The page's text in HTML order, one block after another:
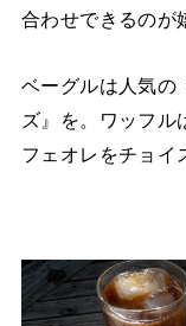
合わせできるのが
ベーグルは人気の
ズ』を。ワッフル
フェオレをチョイ